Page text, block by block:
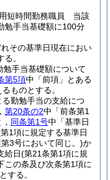
短時間勤務職員 当該
勉手当基礎額に100分
その基準日現在におい
。
勉手当基礎額について
第5項中「前項」とある
ものとする。
勤勉手当の支給につ
第20条の2中「前条第1
同条第1号中「基準日
1項に規定する基準日
3号において同じ。)か
給日(第21条第1項に規
この条及び次条第1項に
する。